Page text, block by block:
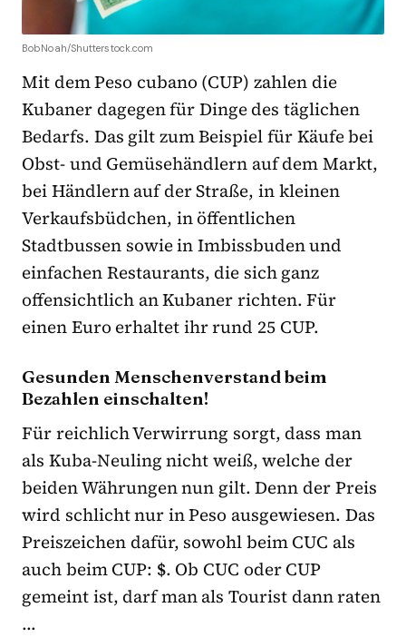
BobNoah/Shutterstock.com
Mit dem Peso cubano (CUP) zahlen die
Kubaner dagegen für Dinge des täglichen
Bedarfs. Das gilt zum Beispiel für Käufe bei
Obst- und Gemüsehändlern auf dem Markt,
bei Händlern auf der Straße, in kleinen
Verkaufsbüdchen, in öffentlichen
Stadtbussen sowie in Imbissbuden und
einfachen Restaurants, die sich ganz
offensichtlich an Kubaner richten. Für
einen Euro erhaltet ihr rund 25 CUP.
Gesunden Menschenverstand beim
Bezahlen einschalten!
Für reichlich Verwirrung sorgt, dass man
als Kuba-Neuling nicht weiß, welche der
beiden Währungen nun gilt. Denn der Preis
wird schlicht nur in Peso ausgewiesen. Das
Preiszeichen dafür, sowohl beim CUC als
auch beim CUP: $. Ob CUC oder CUP
gemeint ist, darf man als Tourist dann raten
…